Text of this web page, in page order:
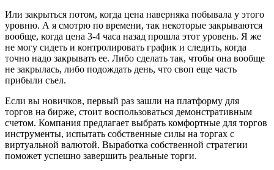
Или закрыться потом, когда цена наверняка побывала у этого
уровню. А я смотрю по времени, так некоторые закрываются
вообще, когда цена 3-4 часа назад прошла этот уровень. Я же
не могу сидеть и контролировать график и следить, когда
точно надо закрывать ее. Либо сделать так, чтобы она вообще
не закрылась, либо подождать день, что своп еще часть
прибыли съел.
Если вы новичков, первый раз зашли на платформу для
торгов на бирже, стоит воспользоваться демонстративным
счетом. Компания предлагает выбрать комфортные для торгов
инструменты, испытать собственные силы на торгах с
виртуальной валютой. Выработка собственной стратегии
поможет успешно завершить реальные торги.